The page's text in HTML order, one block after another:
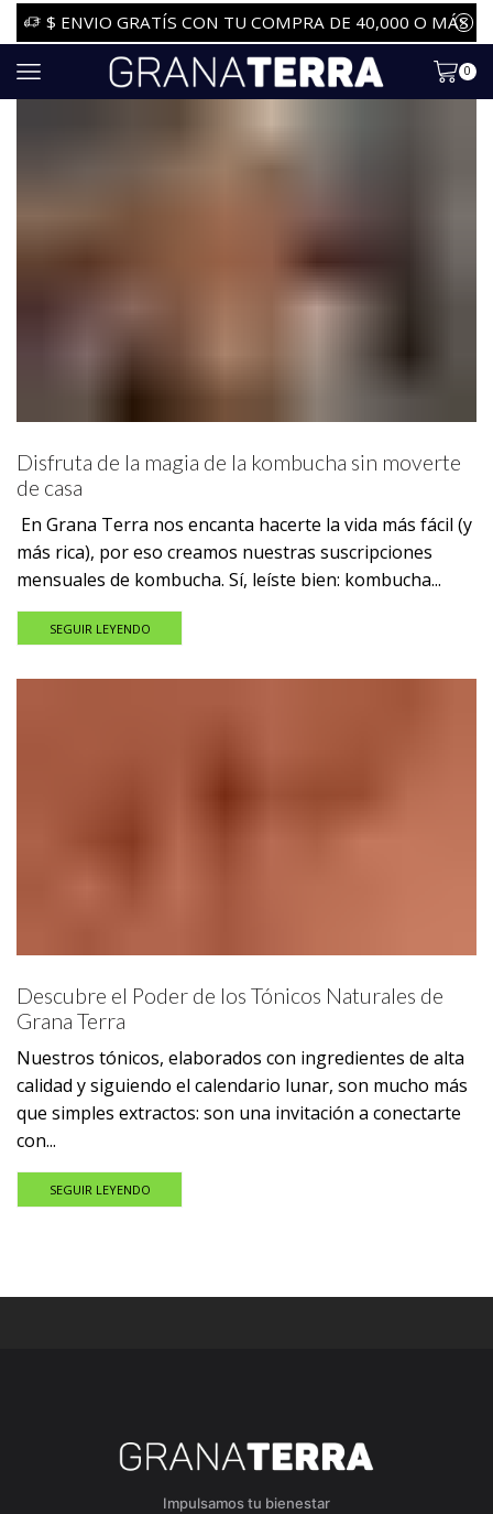
$ ENVIO GRATÍS CON TU COMPRA DE 40,000 O MÁS
0
Disfruta de la magia de la kombucha sin moverte
de casa
En Grana Terra nos encanta hacerte la vida más fácil (y
más rica), por eso creamos nuestras suscripciones
mensuales de kombucha. Sí, leíste bien: kombucha...
SEGUIR LEYENDO
Descubre el Poder de los Tónicos Naturales de
Grana Terra
Nuestros tónicos, elaborados con ingredientes de alta
calidad y siguiendo el calendario lunar, son mucho más
que simples extractos: son una invitación a conectarte
con...
SEGUIR LEYENDO
Impulsamos tu bienestar